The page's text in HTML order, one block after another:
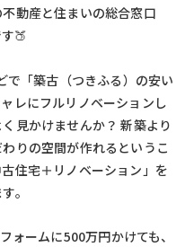
動産と住まいの総合窓口
🍑
「築古（つきふる）の安い
レにフルリノベーションし
見かけませんか？ 新築より
りの空間が作れるというこ
住宅＋リノベーション」を
。
ォームに500万円かけても、